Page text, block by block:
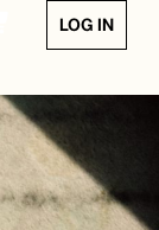
LOG IN